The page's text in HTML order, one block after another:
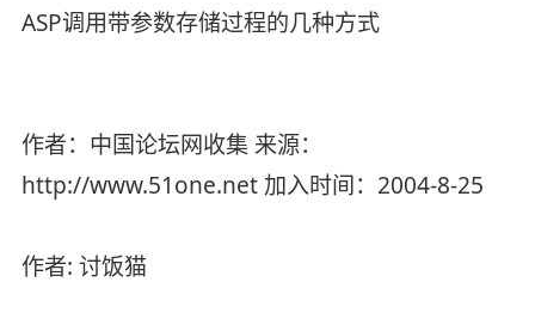
ASP调用带参数存储过程的几种方式
作者：中国论坛网收集 来源：
http://www.51one.net 加入时间：2004-8-25
作者: 讨饭猫